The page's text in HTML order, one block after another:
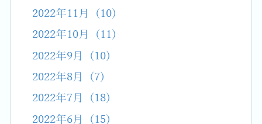
2022年11月 (10)
2022年10月 (11)
2022年9月 (10)
2022年8月 (7)
2022年7月 (18)
2022年6月 (15)